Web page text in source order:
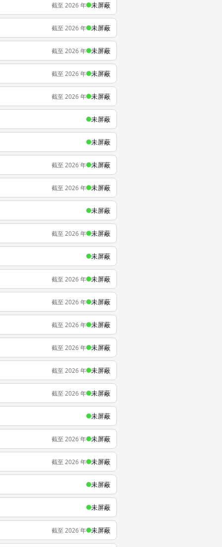
截至 2026 年 未屏蔽
截至 2026 年 未屏蔽
截至 2026 年 未屏蔽
截至 2026 年 未屏蔽
截至 2026 年 未屏蔽
未屏蔽
未屏蔽
截至 2026 年 未屏蔽
截至 2026 年 未屏蔽
未屏蔽
截至 2026 年 未屏蔽
未屏蔽
截至 2026 年 未屏蔽
截至 2026 年 未屏蔽
截至 2026 年 未屏蔽
截至 2026 年 未屏蔽
截至 2026 年 未屏蔽
截至 2026 年 未屏蔽
未屏蔽
截至 2026 年 未屏蔽
截至 2026 年 未屏蔽
未屏蔽
未屏蔽
截至 2026 年 未屏蔽